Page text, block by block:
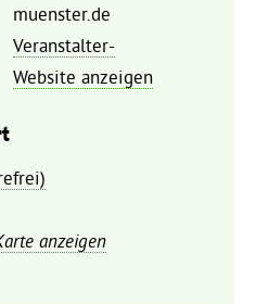
anzeigen
muenster.de
Veranstalter-
Website anzeigen